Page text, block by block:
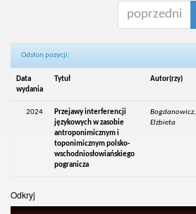
poprzedni
Odsłon pozycji:
Data
wydania
Tytuł Autor(rzy)
2024
Przejawy interferencji
językowych w zasobie
antroponimicznym i
toponimicznym polsko-
wschodniosłowiańskiego
pogranicza
Bogdanowicz,
Elżbieta
Odkryj